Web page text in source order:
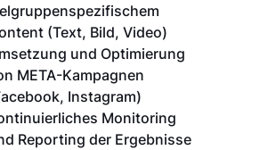
(Text, Bild, Video)
und Optimierung
META-Kampagnen
Instagram)
Monitoring
Reporting der Ergebnisse